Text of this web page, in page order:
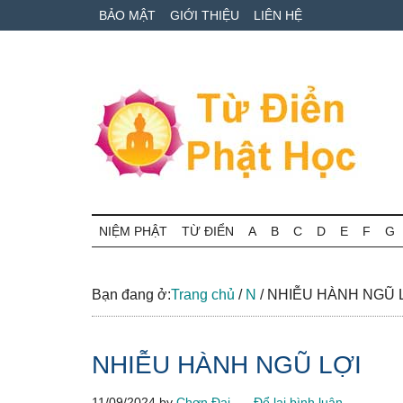
to
to
qua
BẢO MẬT GIỚI THIỆU LIÊN HỆ
Từ
điển
Phật
học
cứu
thuật
Phật
học
NIỆM PHẬT TỪ ĐIỂN A B C D E F G
Bạn đang ở:Trang chủ / N /NHIỄU HÀNH NGŨ
NHIỄU HÀNH NGŨ LỢI